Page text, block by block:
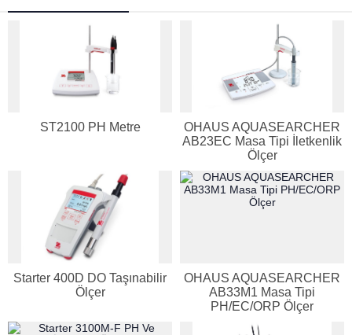
ST2100 PH Metre
OHAUS AQUASEARCHER
AB23EC Masa Tipi İletkenlik
Ölçer
Starter 400D DO Taşınabilir
Ölçer
OHAUS AQUASEARCHER
AB33M1 Masa Tipi
PH/EC/ORP Ölçer